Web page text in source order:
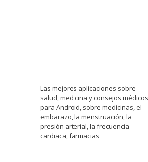
Las mejores aplicaciones sobre
salud, medicina y consejos médicos
para Android, sobre medicinas, el
embarazo, la menstruación, la
presión arterial, la frecuencia
cardiaca, farmacias